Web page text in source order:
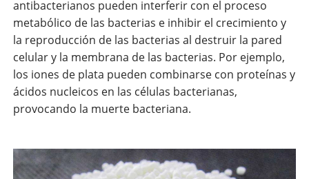
antibacterianos pueden interferir con el proceso
metabólico de las bacterias e inhibir el crecimiento y
la reproducción de las bacterias al destruir la pared
celular y la membrana de las bacterias. Por ejemplo,
los iones de plata pueden combinarse con proteínas y
ácidos nucleicos en las células bacterianas,
provocando la muerte bacteriana.